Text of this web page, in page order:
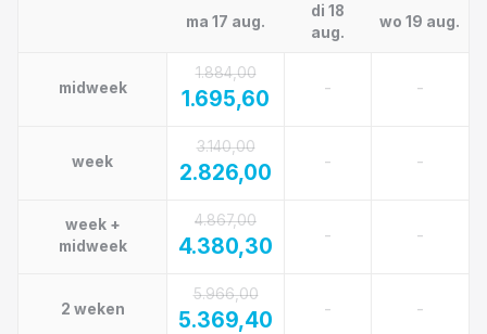
ma 17 aug.
di 18
aug.
wo 19 aug.
midweek
1.884,00
1.695,60 - -
week
3.140,00
2.826,00 - -
week +
midweek
4.867,00
4.380,30 - -
2 weken
5.966,00
5.369,40 - -